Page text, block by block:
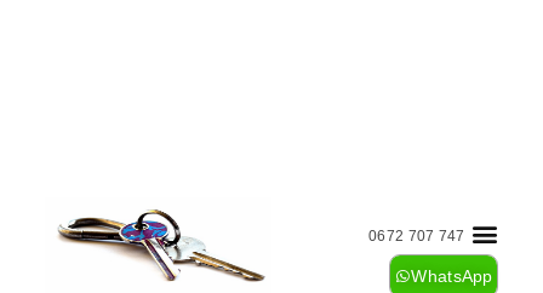
0672 707 747
WhatsApp